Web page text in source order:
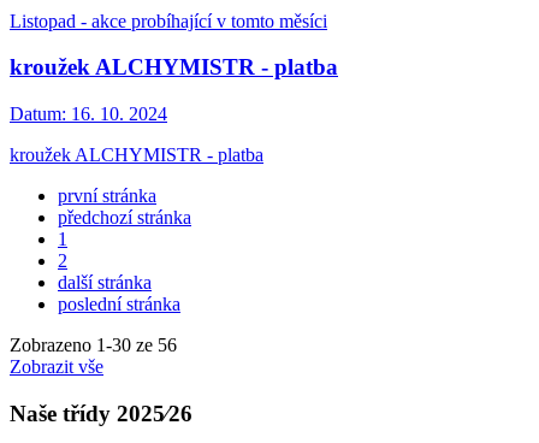
Listopad - akce probíhající v tomto měsíci
kroužek ALCHYMISTR - platba
Datum: 16. 10. 2024
kroužek ALCHYMISTR - platba
první stránka
předchozí stránka
1
2
další stránka
poslední stránka
Zobrazeno 1-30 ze 56
Zobrazit vše
Naše třídy 2025⁄26